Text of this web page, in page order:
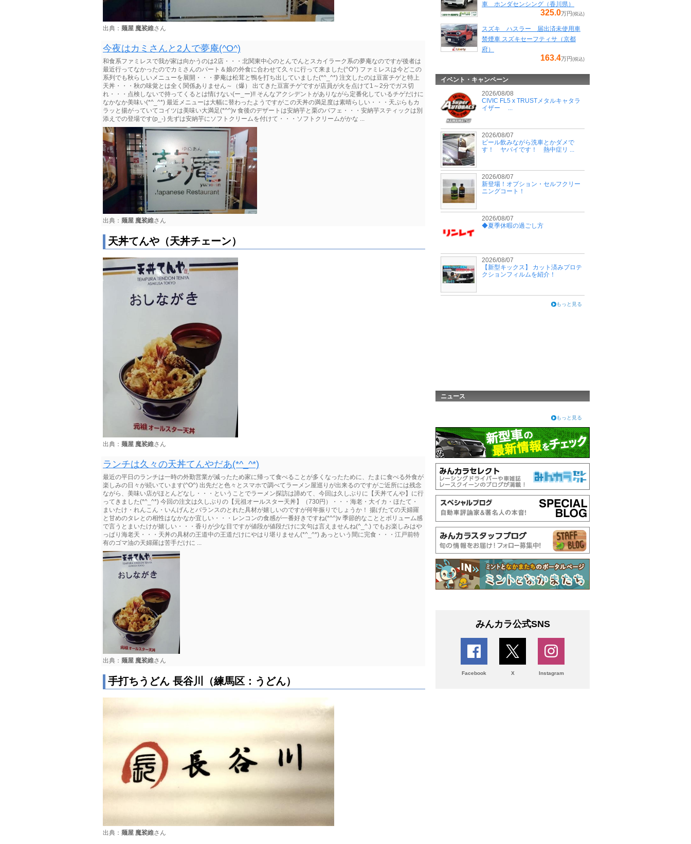
出典： 麺屋 魔裟維さん
今夜はカミさんと2人で夢庵(^O^)
和食系ファミレスで我が家は向かうのは2店・・・北関東中心のとんでんとスカイラーク系の夢庵なのですが後者は
最近行ってなかったのでカミさんのパート＆娘の外食に合わせて久々に行って来ました(^O^) ファミレスは今どこの
系列でも秋らしいメニューを展開・・・夢庵は松茸と鴨を打ち出していました(*^_^*) 注文したのは豆富チゲと特上
天丼・・・秋の味覚とは全く関係ありません～（爆） 出てきた豆富チゲですが店員が火を点けて1～2分でガス切
れ・・・点検しないで持ってくるとは情けない(ー_ー)!! そんなアクシデントがありながら定番化しているチゲだけに
なかなか美味い(*^_^*) 最近メニューは大幅に替わったようですがこの天丼の満足度は素晴らしい・・・天ぷらもカ
ラッと揚がっていてコイツは美味い大満足(*^^)v 食後のデザートは安納芋と栗のパフェ・・・安納芋スティックは別
添えでの登場です(p_-) 先ずは安納芋にソフトクリームを付けて・・・ソフトクリームがかな ...
出典： 麺屋 魔裟維さん
天丼てんや（天丼チェーン）
出典： 麺屋 魔裟維さん
ランチは久々の天丼てんやだあ(*^_^*)
最近の平日のランチは一時の外勤営業が減ったため家に帰って食べることが多くなったために、たまに食べる外食が
楽しみの日々が続いています(^O^) 出先だと色々とスマホで調べてラーメン屋巡りが出来るのですがご近所には残念
ながら、美味い店がほとんどなし・・・ということでラーメン探訪は諦めて、今回は久しぶりに【天丼てんや】に行
ってきました(*^_^*) 今回の注文は久しぶりの【元祖オールスター天丼】（730円）・・・海老・大イカ・ほたて・
まいたけ・れんこん・いんげんとバランスのとれた具材が嬉しいのですが何年振りでしょうか！ 揚げたての天婦羅
と甘めのタレとの相性はなかなか宜しい・・・レンコンの食感が一番好きですね(*^^)v 季節的なこととボリューム感
で言うとまいたけが嬉しい・・・香りが少な目ですが値段が値段だけに文句は言えませんね(^_^.) でもお楽しみはや
っぱり海老天・・・天丼の具材の王道中の王道だけにやはり堪りません(*^_^*) あっという間に完食・・・江戸前特
有のゴマ油の天婦羅は苦手だけに ...
出典： 麺屋 魔裟維さん
手打ちうどん 長谷川（練馬区：うどん）
出典： 麺屋 魔裟維さん
車 ホンダセンシング（香川県）
325.0万円(税込)
スズキ ハスラー 届出済未使用車
禁煙車 スズキセーフティサ（京都
府）
163.4万円(税込)
イベント・キャンペーン
2026/08/08
CIVIC FL5 x TRUSTメタルキャタラ
イザー ...
2026/08/07
ビール飲みながら洗車とかダメで
す！ ヤバイです！ 熱中症リ ...
2026/08/07
新登場！オプション・セルフクリー
ニングコート！
2026/08/07
◆夏季休暇の過ごし方
2026/08/07
【新型キックス】 カット済みプロテ
クションフィルムを紹介！
もっと見る
ニュース
もっと見る
みんカラ公式SNS
Facebook X Instagram